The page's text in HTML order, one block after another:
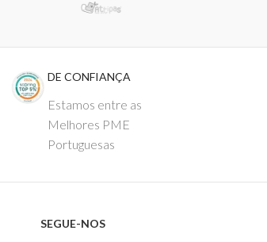
DE CONFIANÇA
Estamos entre as
Melhores PME
Portuguesas
SEGUE-NOS